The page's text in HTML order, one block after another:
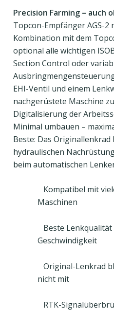
Precision Farming – auch
Topcon-Empfänger AGS-2
Kombination mit dem
optional alle wichtigen
Section Control oder
EHI-Ventil und einem
nachgerüstete Maschine
Digitalisierung der
Minimal umbauen –
Beste: Das
hydraulischen
beim automatischen
Kompatibel mit
Maschinen
Beste
Geschwindigkeit
Original-Lenkrad
nicht mit
RTK-